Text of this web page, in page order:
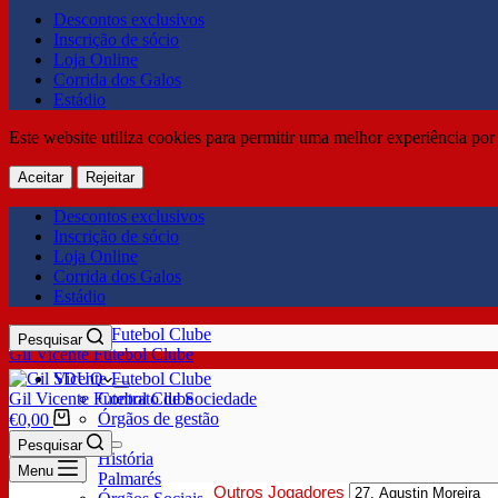
Descontos exclusivos
Inscrição de sócio
Loja Online
Corrida dos Galos
Estádio
Este website utiliza cookies para permitir uma melhor experiência
Aceitar Rejeitar
Descontos exclusivos
Inscrição de sócio
Loja Online
Corrida dos Galos
Estádio
Gil Vicente Futebol Clube
Pesquisar
SDUQ
Contrato de Sociedade
Órgãos de gestão
Clube
História
Palmarés
Gil Vicente Futebol Clube
€0,00
Pesquisar
Menu
Outros Jogadores